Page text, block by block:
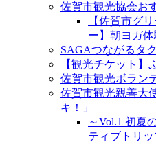
佐賀市観光協会お
【佐賀市グ
ー】朝ヨガ
SAGAつながるタ
【観光チケット】
佐賀市観光ボラン
佐賀市観光親善大
キ！」
～Vol.1 初夏
ティブトリッ